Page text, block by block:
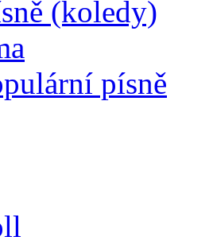
(koledy)
písně